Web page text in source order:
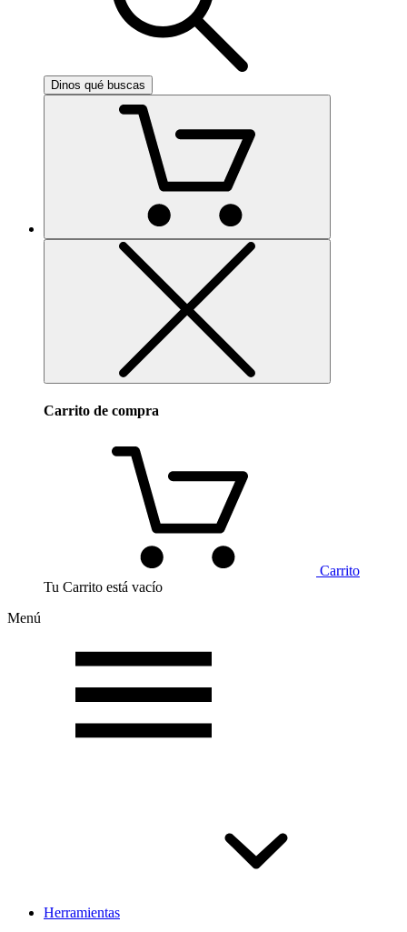
Dinos qué buscas
Carrito de compra
Carrito
Tu Carrito está vacío
Menú
Herramientas